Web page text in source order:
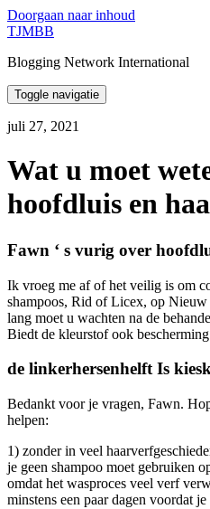
Doorgaan naar inhoud
TJMBB
Blogging Network International
Toggle navigatie
juli 27, 2021
Wat u moet
hoofdluis en
Fawn ‘ s vurig over
Ik vroeg me af of het veilig is om
shampoos, Rid of Licex, op Nieuw
lang moet u wachten na de
Biedt de kleurstof ook
de linkerhersenhelft Is
Bedankt voor je vragen, Fawn.
helpen:
1) zonder in veel
je geen shampoo moet gebruiken
omdat het wasproces veel verf
minstens een paar dagen voordat je